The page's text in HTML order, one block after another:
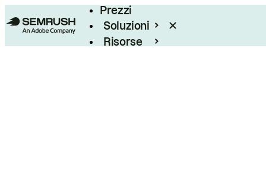
Prezzi
Soluzioni
Risorse